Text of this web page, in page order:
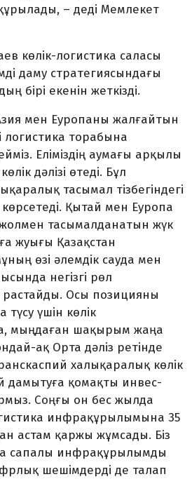
– деді Мемлекет
көлік-ло­гистика саласы
даму стратегиясындағы
бірі екенін жеткізді.
мен Еуропаны жалғайтын
логистика торабына
Еліміздің аумағы арқылы
дәлізі өтеді. Бұл
тасымал тізбегіндегі
Қытай мен Еуропа
тасымалданатын жүк
жуығы Қазақ­стан
өзі әлемдік сауда мен
негізгі рөл
Осы позицияны
үшін көлік
мыңдаған шақырым жаңа
ақ Орта дәліз ретінде
халықаралық көлік
дамытуға қомақты инвес­
Соңғы он бес жылда
инфрақұрылымына 35
астам қаржы жұм­сады. Біз
сапалы инфрақұрылымды
шешімдерді де талап